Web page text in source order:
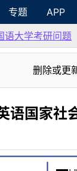
专题 APP
语大学考研问题
删除或更
语国家社